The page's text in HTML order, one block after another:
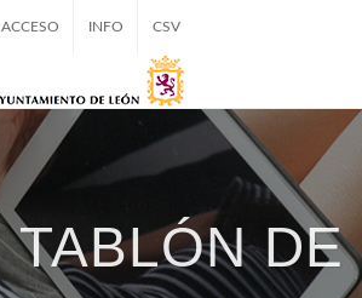
ACCESO INFO CSV
TABLÓN DE